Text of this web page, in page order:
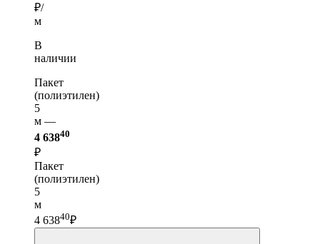
₽/
м
В
наличии
Пакет
(полиэтилен)
5
м —
4 63840
₽
Пакет
(полиэтилен)
5
м
4 63840₽